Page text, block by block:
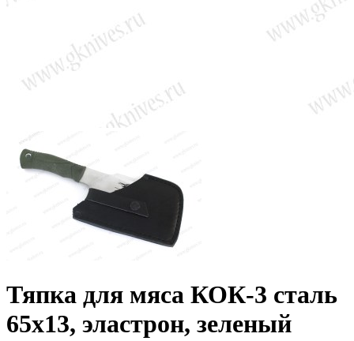
Тяпка для мяса КОК-3 сталь
65х13, эластрон, зеленый